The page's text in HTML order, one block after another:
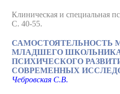
Клиническая и специальная
С. 40-55.
САМОСТОЯТЕЛЬНОСТЬ
МЛАДШЕГО
ПСИХИЧЕСКОГО
СОВРЕМЕННЫХ
Чебровская С.В.